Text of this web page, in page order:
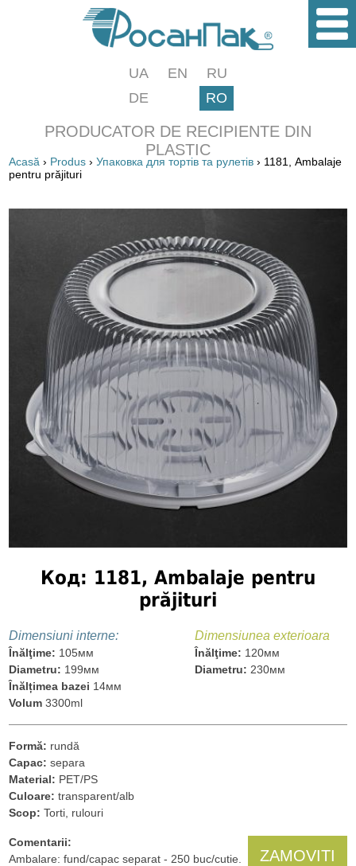
UA EN
RU
DE
RO
PRODUCATOR DE RECIPIENTE DIN
PLASTIC
Acasă › Produs ›Упаковка для тортів та рулетів › 1181, Ambalaje
pentru prăjituri
Код: 1181, Ambalaje pentru
prăjituri
Dimensiuni interne:
Înălţime: 105мм
Diametru: 199мм
Înălțimea bazei 14мм
Volum 3300ml
Dimensiunea exterioara
Înălţime: 120мм
Diametru: 230мм
Formă: rundă
Capac: separa
Material: PET/PS
Culoare: transparent/alb
Scop: Torti, rulouri
Comentarii:
Ambalare: fund/capac separat - 250 buc/cutie.
ZAMOVITI